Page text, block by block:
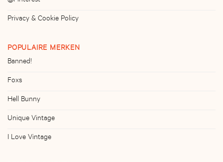
Privacy & Cookie Policy
POPULAIRE MERKEN
Banned!
Foxs
Hell Bunny
Unique Vintage
I Love Vintage